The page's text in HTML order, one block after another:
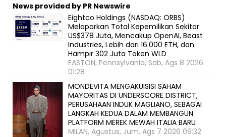
News provided by PR Newswire
Eightco Holdings (NASDAQ: ORBS)
Melaporkan Total Kepemilikan Sekitar
US$378 Juta, Mencakup OpenAI, Beast
Industries, Lebih dari 16.000 ETH, dan
Hampir 302 Juta Token WLD
EASTON, Pennsylvania, Sab, Ags 8 2026
01:28
MONDEVITA MENGAKUISISI SAHAM
MAYORITAS DI UNDERSCORE DISTRICT,
PERUSAHAAN INDUK MAGLIANO, SEBAGAI
LANGKAH KEDUA DALAM MEMBANGUN
PLATFORM MEREK MEWAH ITALIA BARU
MILAN, Agustus, Jum, Ags 7 2026 09:32